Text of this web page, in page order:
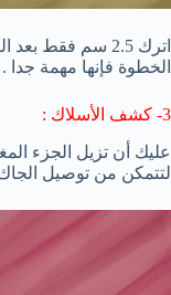
اترك 2.5 سم فقط
الخطوة فإنها مهمة جدا .
3- كشف الأسلاك :
عليك أن تزيل الجزء
لتتمكن من توصيل الجاك